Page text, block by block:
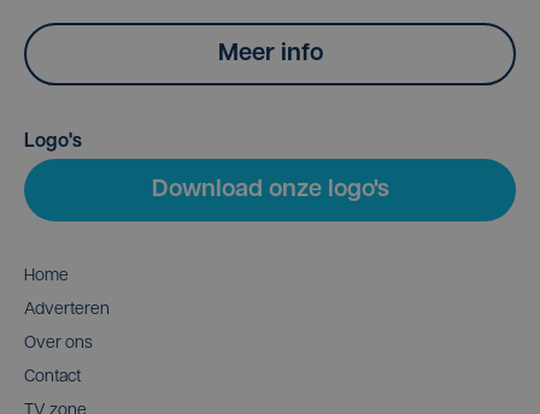
Meer info
Logo's
Download onze logo's
Home
Adverteren
Over ons
Contact